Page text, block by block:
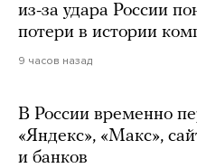
из-за удара России
потери в истории
9 часов назад
В России временно
«Яндекс», «Макс»,
и банков